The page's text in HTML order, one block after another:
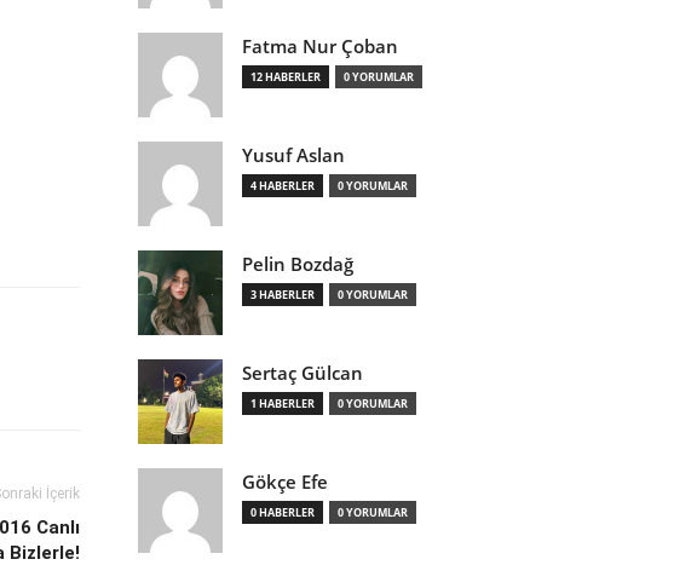
İçerik
Canlı
Bizlerle!
Fatma Nur Çoban
12 HABERLER 0 YORUMLAR
Yusuf Aslan
4 HABERLER 0 YORUMLAR
Pelin Bozdağ
3 HABERLER 0 YORUMLAR
Sertaç Gülcan
1 HABERLER 0 YORUMLAR
Gökçe Efe
0 HABERLER 0 YORUMLAR